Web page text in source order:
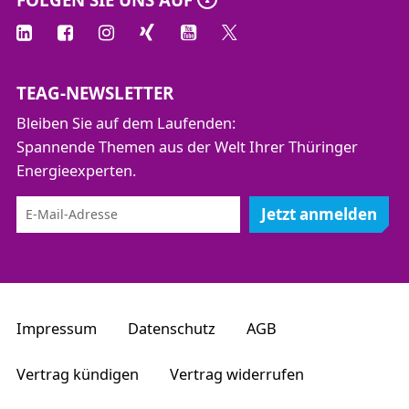
Netzanschlusses
Kennzeichnung und Einmessung
Praktischer Teil
Einbindung und Inbetriebnahme eines
Netzanschlusses
TEAG-NEWSLETTER
Bleiben Sie auf dem Laufenden:
Spannende Themen aus der Welt Ihrer Thüringer
Energieexperten.
Jetzt anmelden
Impressum Datenschutz AGB
Vertrag kündigen Vertrag widerrufen